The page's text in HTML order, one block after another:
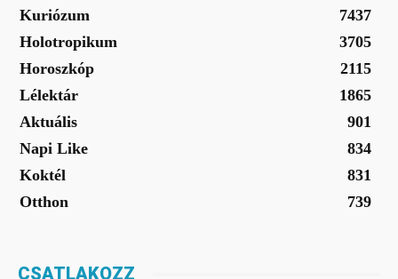
Kuriózum
7437
Holotropikum
3705
Horoszkóp
2115
Lélektár
1865
Aktuális
901
Napi Like
834
Koktél
831
Otthon
739
CSATLAKOZZ